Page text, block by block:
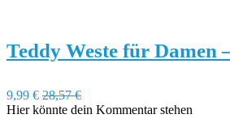
Teddy Weste für Damen
9,99 € 28,57 €
Hier könnte dein Kommentar stehen